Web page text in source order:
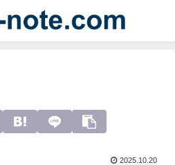
2025.10.20